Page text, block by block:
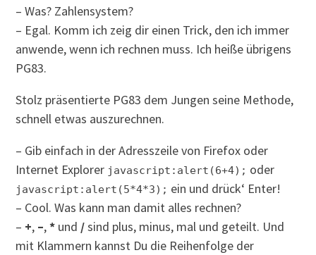
– Was? Zahlensystem?
– Egal. Komm ich zeig dir einen Trick, den ich immer
anwende, wenn ich rechnen muss. Ich heiße übrigens
PG83.
Stolz präsentierte PG83 dem Jungen seine Methode,
schnell etwas auszurechnen.
– Gib einfach in der Adresszeile von Firefox oder
Internet Explorer javascript:alert(6+4); oder
javascript:alert(5*4*3); ein und drück‘ Enter!
– Cool. Was kann man damit alles rechnen?
– +, –,* und /sind plus, minus, mal und geteilt. Und
mit Klammern kannst Du die Reihenfolge der